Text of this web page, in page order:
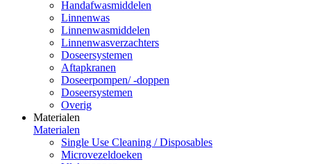
Handafwasmiddelen
Linnenwas
Linnenwasmiddelen
Linnenwasverzachters
Doseersystemen
Aftapkranen
Doseerpompen/ -doppen
Doseersystemen
Overig
Materialen
Materialen
Single Use Cleaning / Disposables
Microvezeldoeken